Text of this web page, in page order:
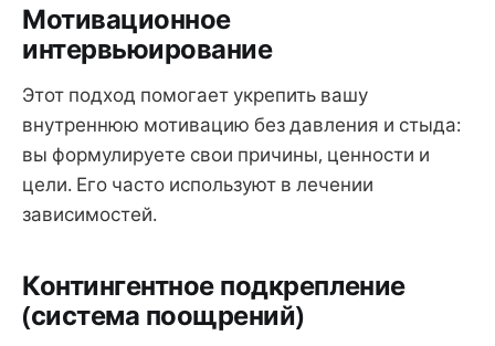
Мотивационное
интервьюирование
Этот подход помогает укрепить вашу
внутреннюю мотивацию без давления и стыда:
вы формулируете свои причины, ценности и
цели. Его часто используют в лечении
зависимостей.
Контингентное подкрепление
(система поощрений)